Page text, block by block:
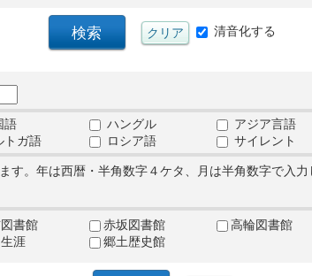
清音化する
語 ハングル アジア言語
トガ語 ロシア語 サイレント
。年は西暦・半角数字４ケタ、月は半角数字で入力
書館 赤坂図書館 高輪図書館
涯 郷土歴史館